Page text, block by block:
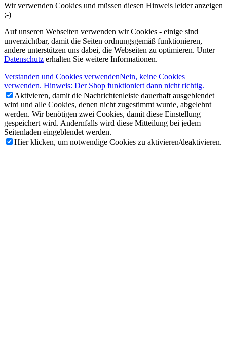
Wir verwenden Cookies und müssen diesen Hinweis leider anzeigen
;-)
Auf unseren Webseiten verwenden wir Cookies - einige sind
unverzichtbar, damit die Seiten ordnungsgemäß funktionieren,
andere unterstützen uns dabei, die Webseiten zu optimieren. Unter
Datenschutz erhalten Sie weitere Informationen.
Verstanden und Cookies verwendenNein, keine Cookies
verwenden. Hinweis: Der Shop funktioniert dann nicht richtig.
Aktivieren, damit die Nachrichtenleiste dauerhaft ausgeblendet
wird und alle Cookies, denen nicht zugestimmt wurde, abgelehnt
werden. Wir benötigen zwei Cookies, damit diese Einstellung
gespeichert wird. Andernfalls wird diese Mitteilung bei jedem
Seitenladen eingeblendet werden.
Hier klicken, um notwendige Cookies zu aktivieren/deaktivieren.